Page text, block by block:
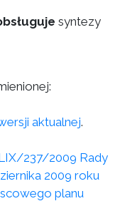
syntezy
aktualnej.
237/2009 Rady
2009 roku
planu